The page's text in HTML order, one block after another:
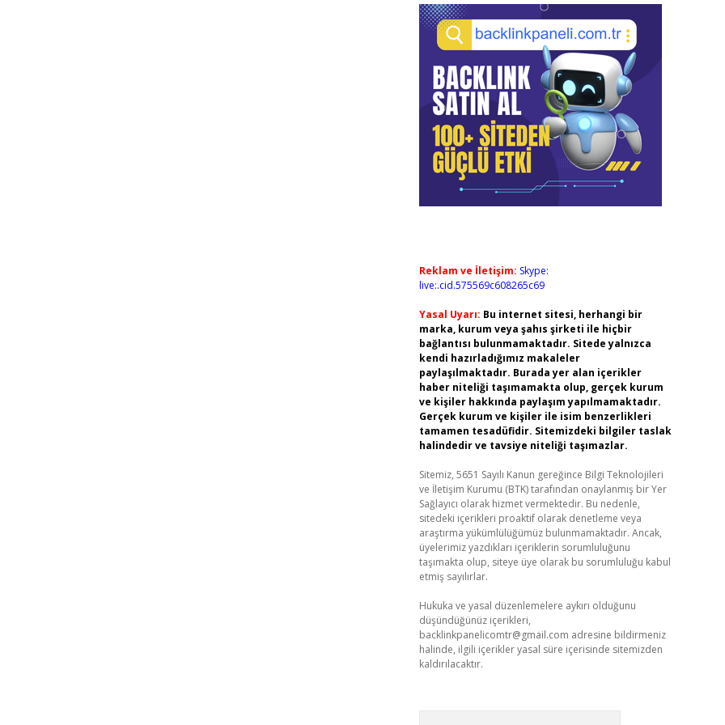
Reklam ve İletişim: Skype:
live:.cid.575569c608265c69
Yasal Uyarı: Bu internet sitesi, herhangi bir
marka, kurum veya şahıs şirketi ile hiçbir
bağlantısı bulunmamaktadır. Sitede yalnızca
kendi hazırladığımız makaleler
paylaşılmaktadır. Burada yer alan içerikler
haber niteliği taşımamakta olup, gerçek kurum
ve kişiler hakkında paylaşım yapılmamaktadır.
Gerçek kurum ve kişiler ile isim benzerlikleri
tamamen tesadüfidir. Sitemizdeki bilgiler taslak
halindedir ve tavsiye niteliği taşımazlar.
Sitemiz, 5651 Sayılı Kanun gereğince Bilgi Teknolojileri
ve İletişim Kurumu (BTK) tarafından onaylanmış bir Yer
Sağlayıcı olarak hizmet vermektedir. Bu nedenle,
sitedeki içerikleri proaktif olarak denetleme veya
araştırma yükümlülüğümüz bulunmamaktadır. Ancak,
üyelerimiz yazdıkları içeriklerin sorumluluğunu
taşımakta olup, siteye üye olarak bu sorumluluğu kabul
etmiş sayılırlar.
Hukuka ve yasal düzenlemelere aykırı olduğunu
düşündüğünüz içerikleri,
backlinkpanelicomtr@gmail.com adresine bildirmeniz
halinde, ilgili içerikler yasal süre içerisinde sitemizden
kaldırılacaktır.